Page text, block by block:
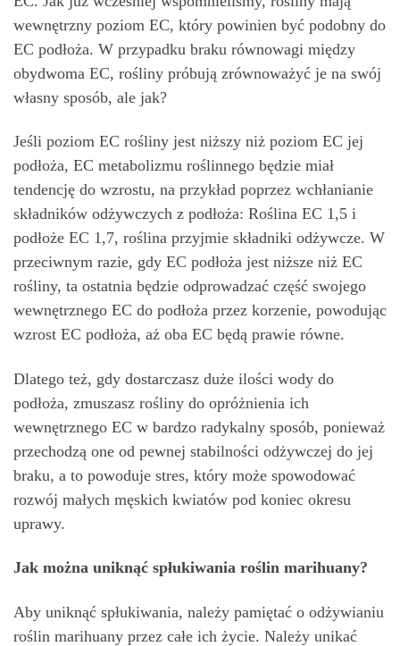
wewnętrzny poziom EC, który powinien być podobny do
EC podłoża. W przypadku braku równowagi między
obydwoma EC, rośliny próbują zrównoważyć je na swój
własny sposób, ale jak?
Jeśli poziom EC rośliny jest niższy niż poziom EC jej
podłoża, EC metabolizmu roślinnego będzie miał
tendencję do wzrostu, na przykład poprzez wchłanianie
składników odżywczych z podłoża: Roślina EC 1,5 i
podłoże EC 1,7, roślina przyjmie składniki odżywcze. W
przeciwnym razie, gdy EC podłoża jest niższe niż EC
rośliny, ta ostatnia będzie odprowadzać część swojego
wewnętrznego EC do podłoża przez korzenie, powodując
wzrost EC podłoża, aż oba EC będą prawie równe.
Dlatego też, gdy dostarczasz duże ilości wody do
podłoża, zmuszasz rośliny do opróżnienia ich
wewnętrznego EC w bardzo radykalny sposób, ponieważ
przechodzą one od pewnej stabilności odżywczej do jej
braku, a to powoduje stres, który może spowodować
rozwój małych męskich kwiatów pod koniec okresu
uprawy.
Jak można uniknąć spłukiwania roślin marihuany?
Aby uniknąć spłukiwania, należy pamiętać o odżywianiu
roślin marihuany przez całe ich życie. Należy unikać